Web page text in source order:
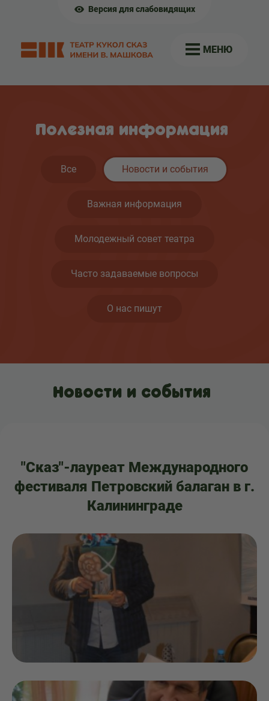
Версия для слабовидящих
МЕНЮ
Полезная информация
Все Новости и события
Важная информация
Молодежный совет театра
Часто задаваемые вопросы
О нас пишут
Новости и события
"Сказ"-лауреат Международного
фестиваля Петровский балаган в г.
Калининграде